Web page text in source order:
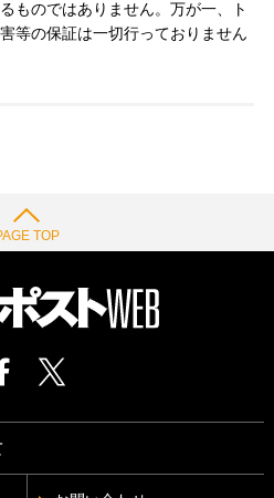
ものではありません。万が一、ト
等の保証は一切行っておりません
TOP